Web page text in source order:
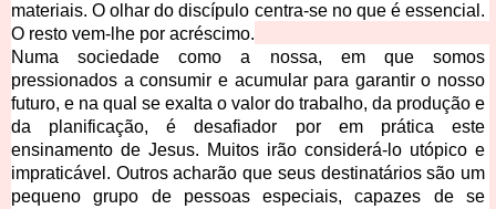
materiais. O olhar do discípulo centra-se no que é essencial.
O resto vem-lhe por acréscimo.
Numa sociedade como a nossa, em que somos
pressionados a consumir e acumular para garantir o nosso
futuro, e na qual se exalta o valor do trabalho, da produção e
da planificação, é desafiador por em prática este
ensinamento de Jesus. Muitos irão considerá-lo utópico e
impraticável. Outros acharão que seus destinatários são um
pequeno grupo de pessoas especiais, capazes de se